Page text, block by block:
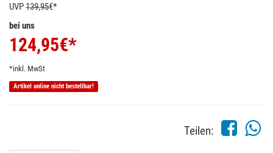
UVP139,95€*
bei uns
124,95€*
*inkl. MwSt
Artikel online nicht bestellbar!
Teilen: